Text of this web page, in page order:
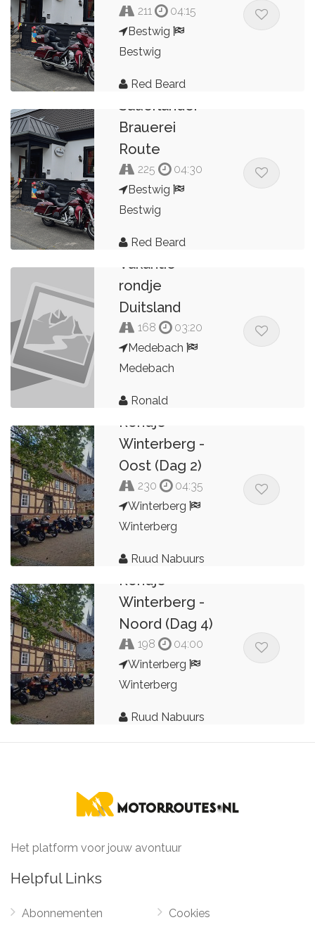
211
04:15
Bestwig
Bestwig
Red Beard
Sauerländer
Brauerei
Route
225
04:30
Bestwig
Bestwig
Red Beard
Vakantie
rondje
Duitsland
168
03:20
Medebach
Medebach
Ronald
Rondje
Winterberg -
Oost (Dag 2)
230
04:35
Winterberg
Winterberg
Ruud Nabuurs
Rondje
Winterberg -
Noord (Dag 4)
198
04:00
Winterberg
Winterberg
Ruud Nabuurs
Het platform voor jouw avontuur
Helpful Links
Abonnementen Cookies